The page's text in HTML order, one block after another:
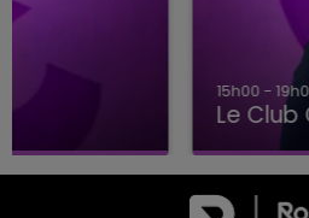
Le Club Champagne FM